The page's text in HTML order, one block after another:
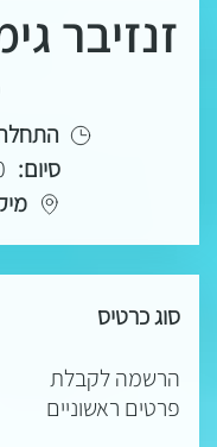
סיום:
סוג כרטיס
הרשמה לקבלת
פרטים ראשוניים